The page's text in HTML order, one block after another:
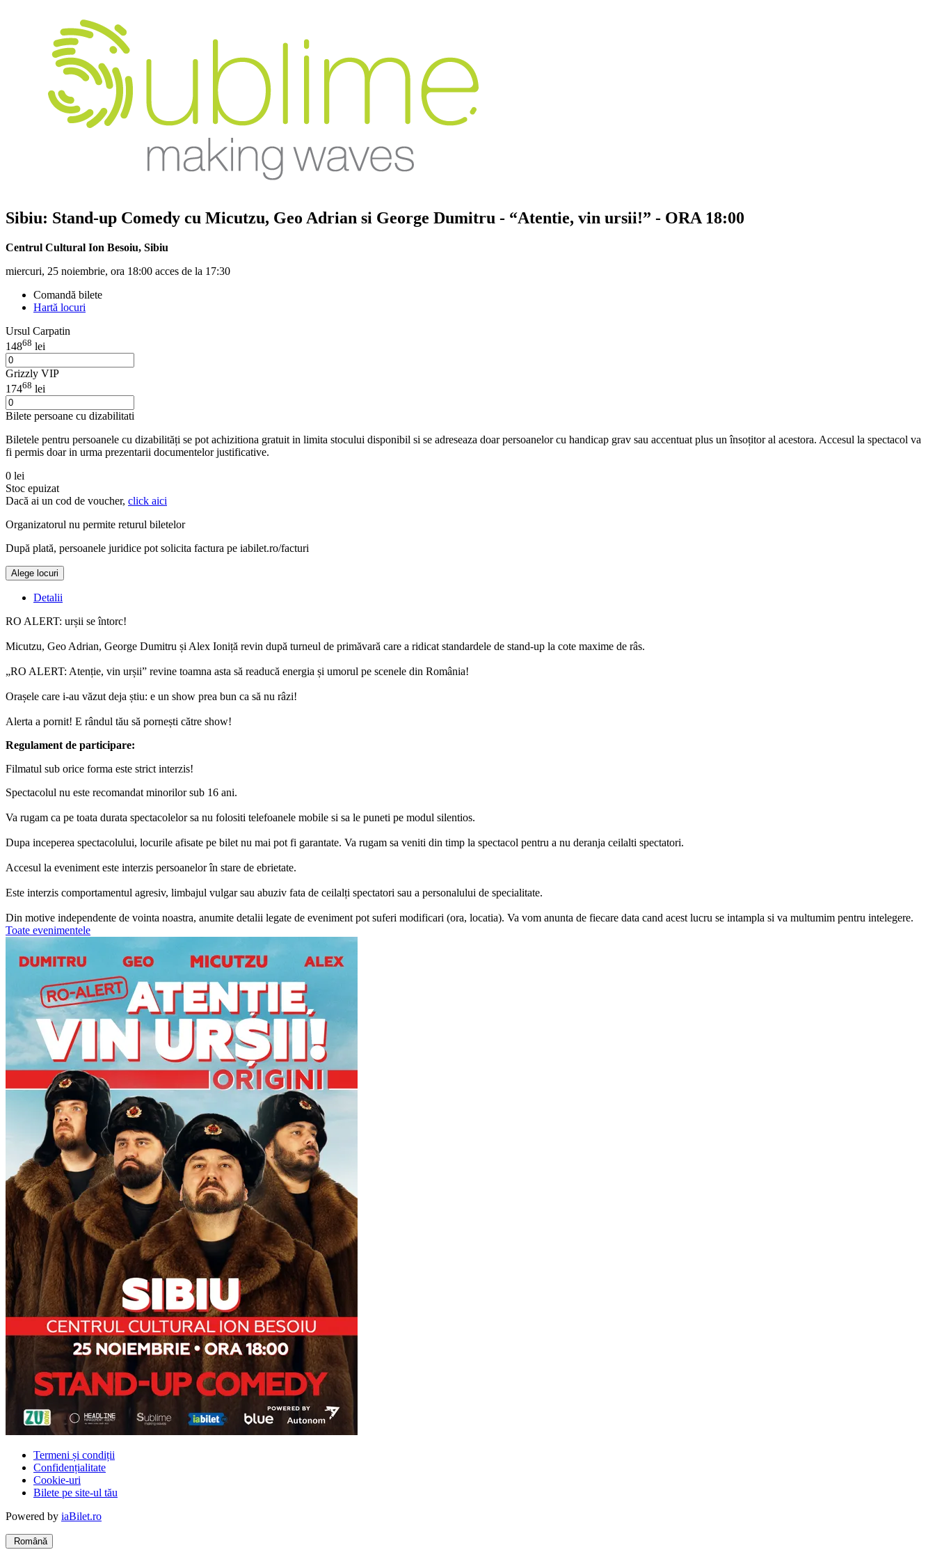
Sibiu: Stand-up Comedy cu Micutzu, Geo Adrian si George Dumitru - “Atentie, vin ursii!” - ORA 18:00
Centrul Cultural Ion Besoiu, Sibiu
miercuri, 25 noiembrie, ora 18:00 acces de la 17:30
Comandă bilete
Hartă locuri
Ursul Carpatin
14868 lei
Grizzly VIP
17468 lei
Bilete persoane cu dizabilitati
Biletele pentru persoanele cu dizabilități se pot achizitiona gratuit in limita stocului disponibil si se adreseaza doar persoanelor cu handicap grav sau accentuat plus un însoțitor al acestora. Accesul la spectacol va
fi permis doar in urma prezentarii documentelor justificative.
0 lei
Stoc epuizat
Dacă ai un cod de voucher, click aici
Organizatorul nu permite returul biletelor
După plată, persoanele juridice pot solicita factura pe iabilet.ro/facturi
Alege locuri
Detalii
RO ALERT: urșii se întorc!
Micutzu, Geo Adrian, George Dumitru și Alex Ioniță revin după turneul de primăvară care a ridicat standardele de stand-up la cote maxime de râs.
„RO ALERT: Atenție, vin urșii” revine toamna asta să readucă energia și umorul pe scenele din România!
Orașele care i-au văzut deja știu: e un show prea bun ca să nu râzi!
Alerta a pornit! E rândul tău să pornești către show!
Regulament de participare:
Filmatul sub orice forma este strict interzis!
Spectacolul nu este recomandat minorilor sub 16 ani.
Va rugam ca pe toata durata spectacolelor sa nu folositi telefoanele mobile si sa le puneti pe modul silentios.
Dupa inceperea spectacolului, locurile afisate pe bilet nu mai pot fi garantate. Va rugam sa veniti din timp la spectacol pentru a nu deranja ceilalti spectatori.
Accesul la eveniment este interzis persoanelor în stare de ebrietate.
Este interzis comportamentul agresiv, limbajul vulgar sau abuziv fata de ceilalți spectatori sau a personalului de specialitate.
Din motive independente de vointa noastra, anumite detalii legate de eveniment pot suferi modificari (ora, locatia). Va vom anunta de fiecare data cand acest lucru se intampla si va multumim pentru intelegere.
Toate evenimentele
Termeni și condiții
Confidențialitate
Cookie-uri
Bilete pe site-ul tău
Powered by iaBilet.ro
Română